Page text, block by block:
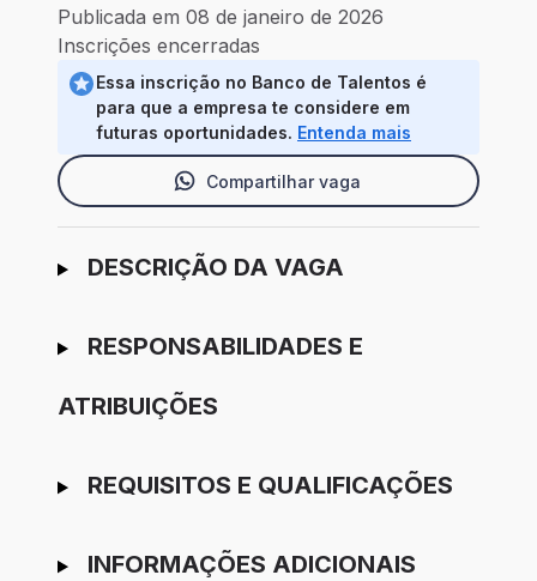
Publicada em 08 de janeiro de 2026
Inscrições encerradas
Essa inscrição no Banco de Talentos é
para que a empresa te considere em
futuras oportunidades. Entenda mais
Compartilhar vaga
Ir para candidatura
DESCRIÇÃO DA VAGA
RESPONSABILIDADES E
ATRIBUIÇÕES
REQUISITOS E QUALIFICAÇÕES
INFORMAÇÕES ADICIONAIS